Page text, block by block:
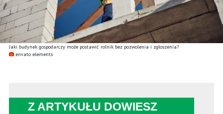
Jaki budynek gospodarczy może postawić rolnik bez pozwolenia i zgłoszenia?
envato elements
Z ARTYKUŁU DOWIESZ